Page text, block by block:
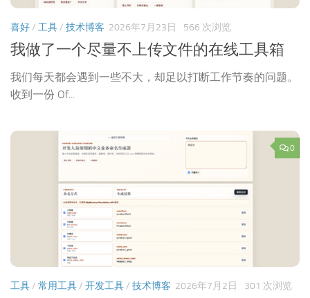
喜好/ 工具/ 技术博客 2026年7月23日 566 次浏览
我做了一个尽量不上传文件的在线工具箱
我们每天都会遇到一些不大，却足以打断工作节奏的问题。
收到一份 Of...
0
工具/ 常用工具/ 开发工具/ 技术博客 2026年7月2日 301 次浏览